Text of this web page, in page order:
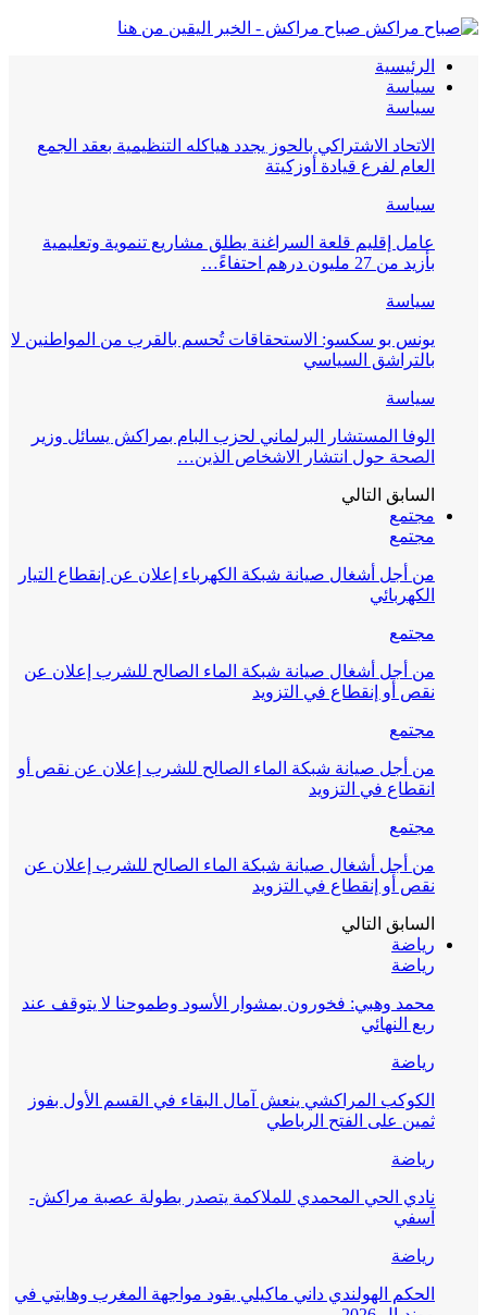
صباح مراكش - الخبر اليقين من هنا
الرئيسية
سياسة
سياسة
الاتحاد الاشتراكي بالحوز يجدد هياكله التنظيمية بعقد الجمع
العام لفرع قيادة أوزكيتة
سياسة
عامل إقليم قلعة السراغنة يطلق مشاريع تنموية وتعليمية
بأزيد من 27 مليون درهم احتفاءً…
سياسة
يونس بو سكسو: الاستحقاقات تُحسم بالقرب من المواطنين لا
بالتراشق السياسي
سياسة
الوفا المستشار البرلماني لحزب البام بمراكش يسائل وزير
الصحة حول انتشار الاشخاص الذين…
السابق التالي
مجتمع
مجتمع
من أجل أشغال صيانة شبكة الكهرباء إعلان عن إنقطاع التيار
الكهربائي
مجتمع
من أجل أشغال صيانة شبكة الماء الصالح للشرب إعلان عن
نقص أو إنقطاع في التزويد
مجتمع
من أجل صيانة شبكة الماء الصالح للشرب إعلان عن نقص أو
انقطاع في التزويد
مجتمع
من أجل أشغال صيانة شبكة الماء الصالح للشرب إعلان عن
نقص أو إنقطاع في التزويد
السابق التالي
رياضة
رياضة
محمد وهبي: فخورون بمشوار الأسود وطموحنا لا يتوقف عند
ربع النهائي
رياضة
الكوكب المراكشي ينعش آمال البقاء في القسم الأول بفوز
ثمين على الفتح الرباطي
رياضة
نادي الحي المحمدي للملاكمة يتصدر بطولة عصبة مراكش-
آسفي
رياضة
الحكم الهولندي داني ماكيلي يقود مواجهة المغرب وهايتي في